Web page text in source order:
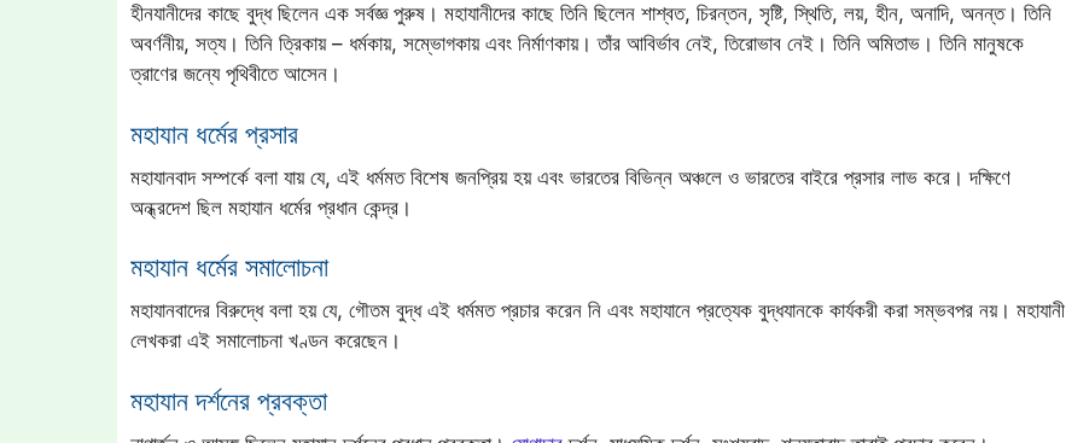
হীনযানীদের কাছে বুদ্ধ ছিলেন এক সর্বজ্ঞ পুরুষ। মহাযানীদের কাছে তিনি ছিলেন শাশ্বত, চিরন্তন, সৃষ্টি, স্থিতি, লয়, হীন, অনাদি, অনন্ত। তিনি
অবর্ণনীয়, সত্য। তিনি ত্রিকায় – ধর্মকায়, সম্ভোগকায় এবং নির্মাণকায়। তাঁর আবির্ভাব নেই, তিরোভাব নেই। তিনি অমিতাভ। তিনি মানুষকে
ত্রাণের জন্যে পৃথিবীতে আসেন।
মহাযান ধর্মের প্রসার
মহাযানবাদ সম্পর্কে বলা যায় যে, এই ধর্মমত বিশেষ জনপ্রিয় হয় এবং ভারতের বিভিন্ন অঞ্চলে ও ভারতের বাইরে প্রসার লাভ করে। দক্ষিণে
অন্ধ্রদেশ ছিল মহাযান ধর্মের প্রধান কেন্দ্র।
মহাযান ধর্মের সমালোচনা
মহাযানবাদের বিরুদ্ধে বলা হয় যে, গৌতম বুদ্ধ এই ধর্মমত প্রচার করেন নি এবং মহাযানে প্রত্যেক বুদ্ধযানকে কার্যকরী করা সম্ভবপর নয়। মহাযানী
লেখকরা এই সমালোচনা খণ্ডন করেছেন।
মহাযান দর্শনের প্রবক্তা